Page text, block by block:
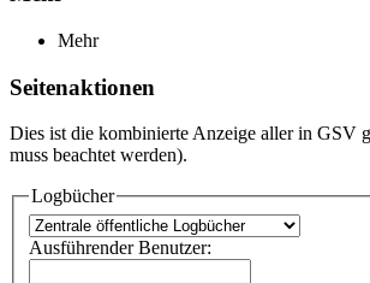
Mehr
Seitenaktionen
Dies ist die kombinierte Anzeige aller in GSV
muss beachtet werden).
Logbücher
Ausführender Benutzer: